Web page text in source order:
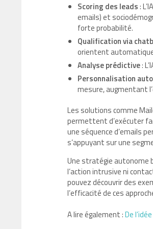
Scoring des leads:
emails) et
forte probabilité.
Qualification via
orientent
Analyse prédictive:
Personnalisation
mesure, augmentant
Les solutions comme
permettent d’exécuter
une séquence d’emails
s’appuyant sur une
Une stratégie autonome
l’action intrusive ni
pouvez découvrir des
l’efficacité de ces
A lire également :De